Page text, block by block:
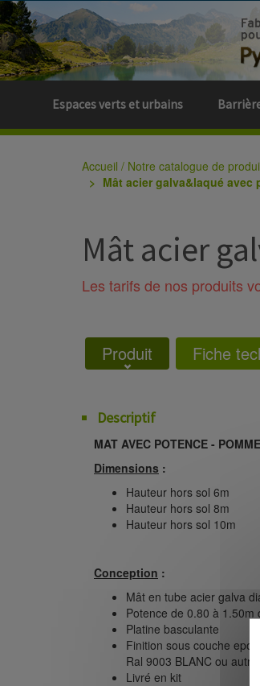
Espaces verts et urbains
Accueil / Notre catalogue de
Mât acier galva&laqué avec
Mât acier
Les tarifs de nos produits
Produit Fiche
Descriptif
MAT AVEC POTENCE -
Dimensions :
Hauteur hors sol 6m
Hauteur hors sol 8m
Hauteur hors sol 10m
Conception :
Mât en tube acier galva
Potence de 0.80 à 1.50m
Platine basculante
Finition sous couche
Ral 9003 BLANC ou autres
Livré en kit